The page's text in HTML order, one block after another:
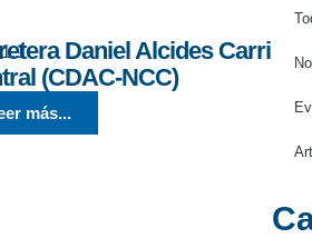
Daniel Alcides Carrión
(CDAC-NCC)
más...